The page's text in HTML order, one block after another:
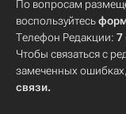
По вопросам
воспользуйтесь
Телефон Редакции: 7
Чтобы связаться с
замеченных
связи.